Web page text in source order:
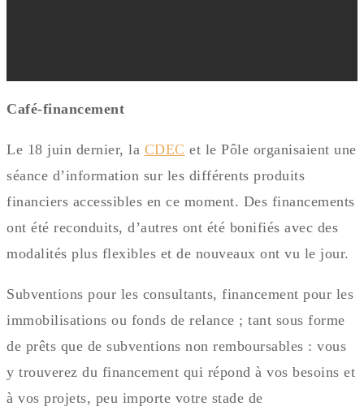
Café-financement
Le 18 juin dernier, la CDEC et le Pôle organisaient une
séance d’information sur les différents produits
financiers accessibles en ce moment. Des financements
ont été reconduits, d’autres ont été bonifiés avec des
modalités plus flexibles et de nouveaux ont vu le jour.
Subventions pour les consultants, financement pour les
immobilisations ou fonds de relance ; tant sous forme
de prêts que de subventions non remboursables : vous
y trouverez du financement qui répond à vos besoins et
à vos projets, peu importe votre stade de